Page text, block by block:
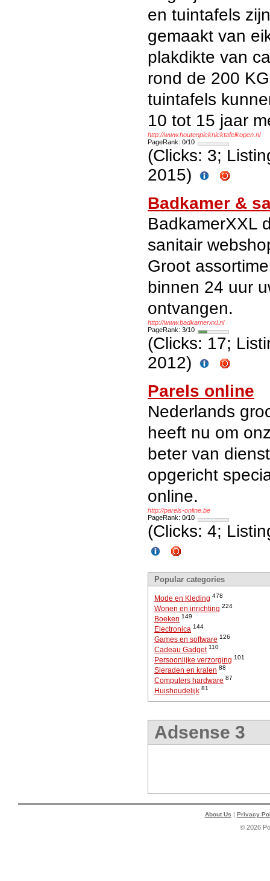
en tuintafels
gemaakt van
plakdikte van
rond de 200
tuintafels
10 tot 15 jaar
http://www.houtenpicknicktafelkopen.nl
PageRank: 0/10
(Clicks: 3;
2015)
Badkamer &
BadkamerXXL
sanitair
Groot
binnen 24 uur
ontvangen.
http://www.badkamerxxl.nl
PageRank: 3/10
(Clicks: 17;
2012)
Parels online
Nederlands
heeft nu om
beter van
opgericht
online.
http://parels-online.be
PageRank: 0/10
(Clicks: 4;
Popular categories
Mode en Kleding 478
Wonen en inrichting 224
Boeken 149
Electronica 144
Games en software 126
Cadeau Gadget 110
Persoonlijke verzorging 101
Sieraden en kralen 88
Computers hardware 87
Huishoudelijk 81
Adsense 3
About Us | Privacy
© 2026